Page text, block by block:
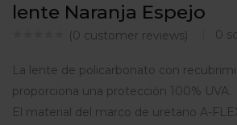
lente Naranja Espejo
(0 customer reviews) 0
La lente de policarbonato con
proporciona una protección 100% UVA.
El material del marco de uretano A-